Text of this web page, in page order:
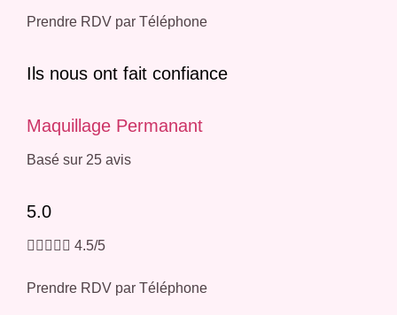
Prendre RDV par Téléphone
Ils nous ont fait confiance
Maquillage Permanant
Basé sur 25 avis
5.0
     4.5/5
Prendre RDV par Téléphone